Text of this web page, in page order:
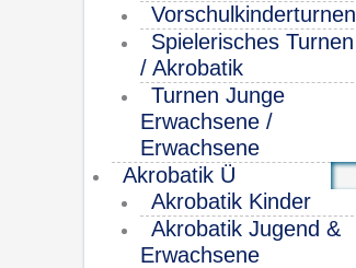
Vorschulkinderturnen
Spielerisches Turnen
/ Akrobatik
Turnen Junge
Erwachsene /
Erwachsene
Akrobatik Ü
Akrobatik Kinder
Akrobatik Jugend &
Erwachsene